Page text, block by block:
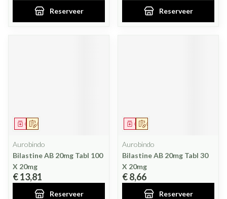
Reserveer Reserveer
Op voorschrift
Geneesmiddel
Aurobindo
Bilastine AB 20mg Tabl 100
X 20mg
€ 13,81
Reserveer
Op voorschrift
Geneesmiddel
Aurobindo
Bilastine AB 20mg Tabl 30
X 20mg
€ 8,66
Reserveer